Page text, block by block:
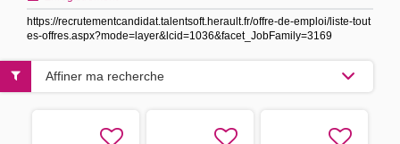
https://recrutementcandidat.talentsoft.herault.fr/offre-de-emploi/liste-tout
es-offres.aspx?mode=layer&lcid=1036&facet_JobFamily=3169
Affiner ma recherche